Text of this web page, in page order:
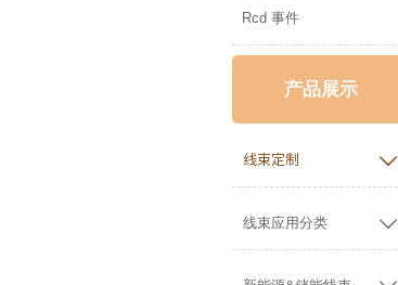
Rcd 事件
产品展示
线束定制 
线束应用分类 